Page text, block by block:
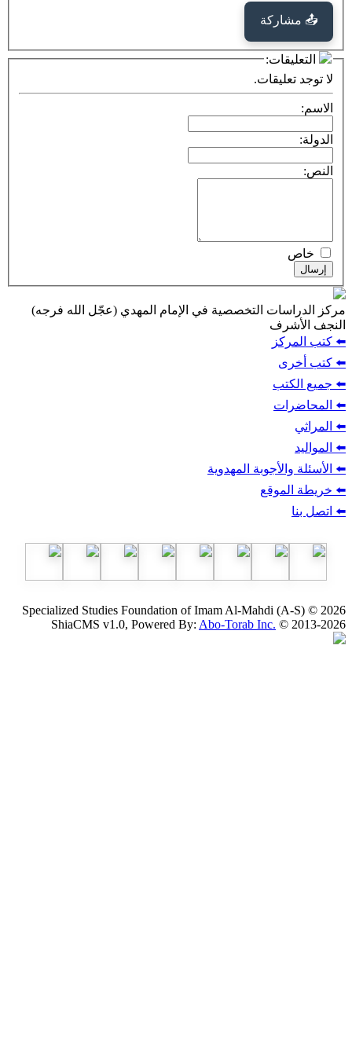
التخصصية في الإمام المهدي (عجّل الله فرجه)
المهدوية
Specialized Studies Foundation of Imam Al-
ShiaCMS v1.0, Powered By:Abo-Torab Inc.